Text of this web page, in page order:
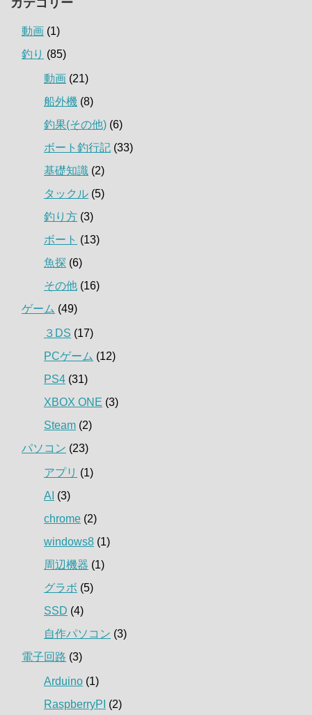
動画 (1)
釣り (85)
動画 (21)
船外機 (8)
釣果(その他) (6)
ボート釣行記 (33)
基礎知識 (2)
タックル (5)
釣り方 (3)
ボート (13)
魚探 (6)
その他 (16)
ゲーム (49)
３DS (17)
PCゲーム (12)
PS4 (31)
XBOX ONE (3)
Steam (2)
パソコン (23)
アプリ (1)
AI (3)
chrome (2)
windows8 (1)
周辺機器 (1)
グラボ (5)
SSD (4)
自作パソコン (3)
電子回路 (3)
Arduino (1)
RaspberryPI (2)